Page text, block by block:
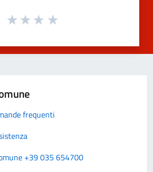
frequenti
+39 035 654700